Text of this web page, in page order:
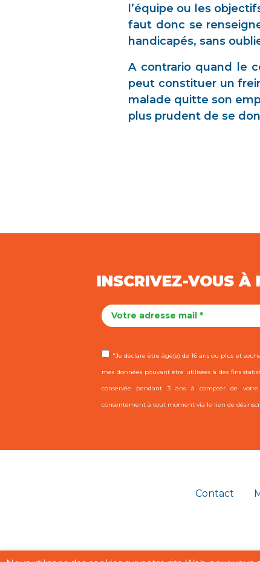
l’équipe ou les
faut donc se
handicapés, sans
A contrario quand le
peut constituer un
malade quitte son
plus prudent de se
INSCRIVEZ-VOUS À
"Je déclare être âgé(e) de 16 ans ou plus et
mes données pouvant être utilisées à des fins
conservée pendant 3 ans à compter de
consentement à tout moment via le lien de
Contact